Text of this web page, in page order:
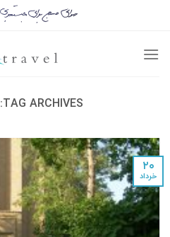
TAG ARCHIVES:
۲۰
خرداد